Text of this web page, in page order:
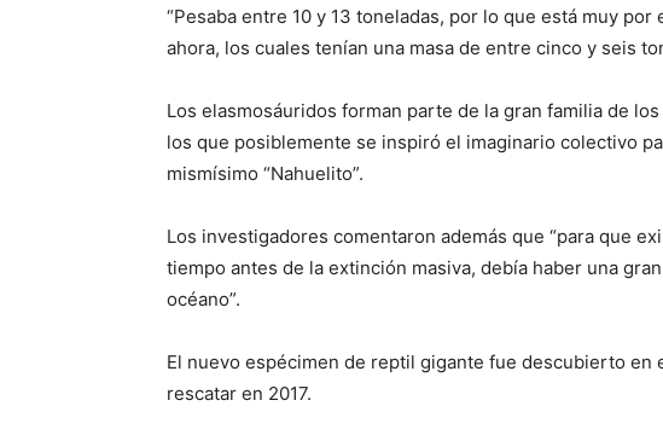
“Pesaba entre 10 y 13 toneladas, por lo que está muy
ahora, los cuales tenían una masa de entre cinco y seis
Los elasmosáuridos forman parte de la gran familia de
los que posiblemente se inspiró el imaginario colectivo
mismísimo “Nahuelito”.
Los investigadores comentaron además que “para que
tiempo antes de la extinción masiva, debía haber una
océano”.
El nuevo espécimen de reptil gigante fue descubierto en
rescatar en 2017.